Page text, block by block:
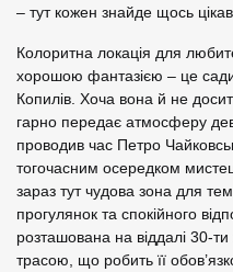
– тут кожен знайде щось
Колоритна локація для
хорошою фантазією – це
Копилів. Хоча вона й не
гарно передає атмосферу
проводив час Петро
тогочасним осередком
зараз тут чудова зона для
прогулянок та спокійного
розташована на віддалі 30-
трасою, що робить її